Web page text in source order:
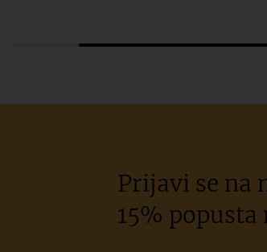
Prijavi se na
15%